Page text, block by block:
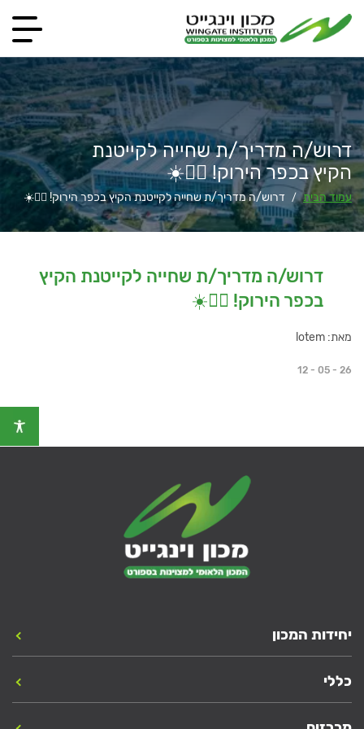
דרוש/ה מדריך/ת שחייה לקייטנת
הקיץ בכפר הירוק! 🏊‍♂️☀️
עמוד הבית / דרוש/ה מדריך/ת שחייה לקייטנת הקיץ בכפר הירוק! 🏊‍♂️☀️
דרוש/ה מדריך/ת שחייה לקייטנת הקיץ
בכפר הירוק! 🏊‍♂️☀️
מאת: lotem
12 - 05 - 26
יחידות המכון
כללי